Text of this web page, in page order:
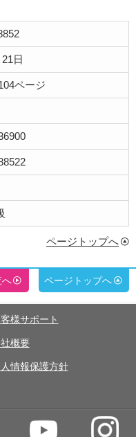
日
ページ
ページトップへ
へ ページトップへ
様サポート
概要
情報保護方針